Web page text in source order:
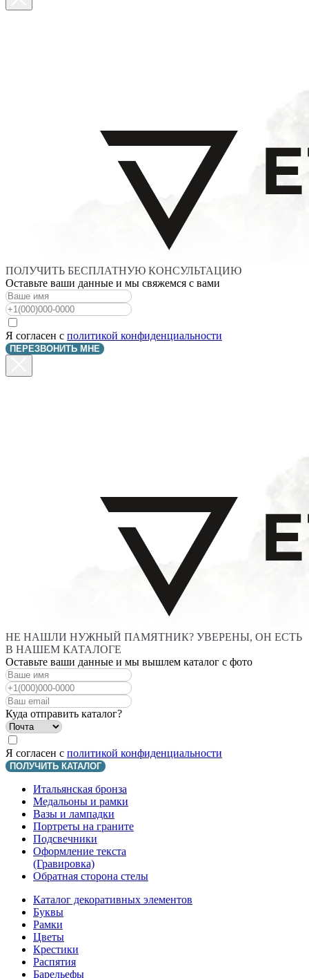
ПОЛУЧИТЬ БЕСПЛАТНУЮ КОНСУЛЬТАЦИЮ
Оставьте ваши данные и мы свяжемся с вами
Я согласен с политикой конфиденциальности
ПЕРЕЗВОНИТЬ МНЕ
НЕ НАШЛИ НУЖНЫЙ ПАМЯТНИК? УВЕРЕНЫ, ОН ЕСТЬ
В НАШЕМ КАТАЛОГЕ
Оставьте ваши данные и мы вышлем каталог с фото
Куда отправить каталог?
Я согласен с политикой конфиденциальности
ПОЛУЧИТЬ КАТАЛОГ
Итальянская бронза
Медальоны и рамки
Вазы и лампадки
Портреты на граните
Подсвечники
Оформление текста
(Гравировка)
Обратная сторона стелы
Каталог декоративных элементов
Буквы
Рамки
Цветы
Крестики
Распятия
Барельефы